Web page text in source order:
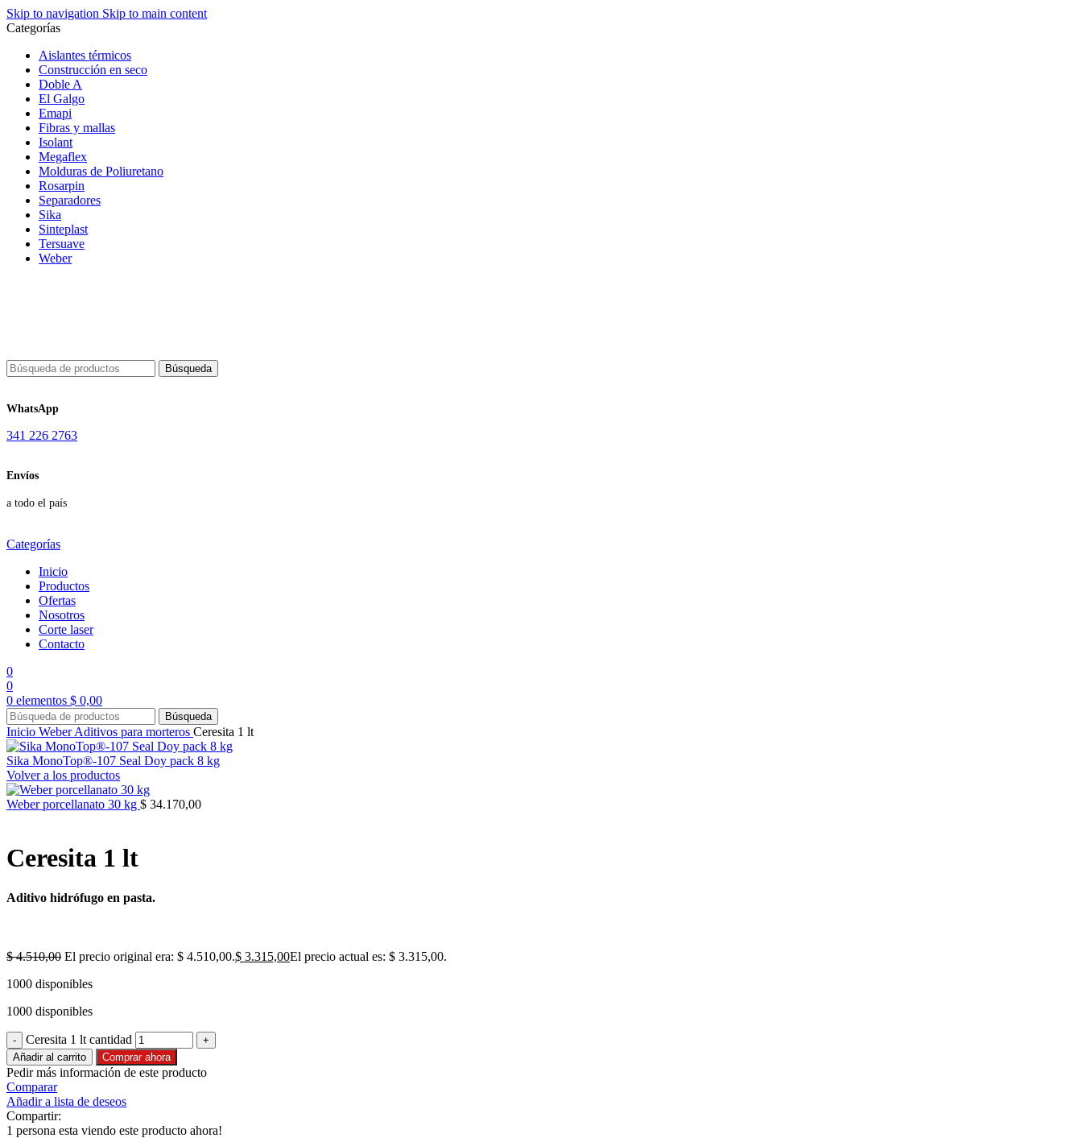
Skip to navigation Skip to main content
Categorías
Aislantes térmicos
Construcción en seco
Doble A
El Galgo
Emapi
Fibras y mallas
Isolant
Megaflex
Molduras de Poliuretano
Rosarpin
Separadores
Sika
Sinteplast
Tersuave
Weber
Búsqueda
WhatsApp
341 226 2763
Envíos
a todo el país
Categorías
Inicio
Productos
Ofertas
Nosotros
Corte laser
Contacto
0
0
0 elementos $ 0,00
Búsqueda
Inicio WeberAditivos para morteros Ceresita 1 lt
Sika MonoTop®-107 Seal Doy pack 8 kg
Volver a los productos
Weber porcellanato 30 kg $ 34.170,00
Ceresita 1 lt
Aditivo hidrófugo en pasta.
$4.510,00 El precio original era: $ 4.510,00.$ 3.315,00El precio actual es: $ 3.315,00.
1000 disponibles
1000 disponibles
Ceresita 1 lt cantidad
Añadir al carrito Comprar ahora
Pedir más información de este producto
Comparar
Añadir a lista de deseos
Compartir:
1 persona esta viendo este producto ahora!